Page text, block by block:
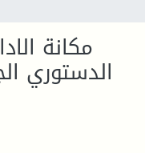
مكانة
الدستوري